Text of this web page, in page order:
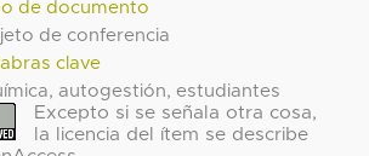
de documento
de conferencia
clave
autogestión, estudiantes
Excepto si se señala otra cosa,
la licencia del ítem se describe